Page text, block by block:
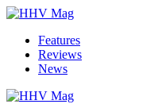
Features
Reviews
News